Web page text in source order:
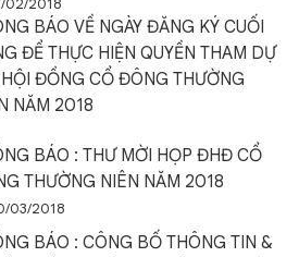
02/2018
BÁO VỀ NGÀY ĐĂNG KÝ CUỐI
ĐỂ THỰC HIỆN QUYỀN THAM DỰ
ĐỒNG CỔ ĐÔNG THƯỜNG
NĂM 2018
BÁO : THƯ MỜI HỌP ĐHĐ CỔ
THƯỜNG NIÊN NĂM 2018
03/2018
BÁO : CÔNG BỐ THÔNG TIN &